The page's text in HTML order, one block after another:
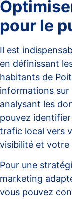
pour le
Il est
en définissant
habitants de
informations sur
analysant les
pouvez
trafic local vers
visibilité et votre
Pour une
marketing
vous pouvez